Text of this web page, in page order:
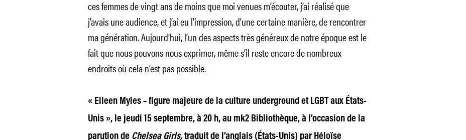
ces femmes de vingt ans de moins que moi venues m’écouter, j’ai réalisé que
j’avais une audience, et j’ai eu l’impression, d’une certaine manière, de rencontrer
ma génération. Aujourd’hui, l’un des aspects très généreux de notre époque est le
fait que nous pouvons nous exprimer, même s’il reste encore de nombreux
endroits où cela n’est pas possible.
« Eileen Myles – figure majeure de la culture underground et LGBT aux États-
Unis », le jeudi 15 septembre, à 20 h, au mk2 Bibliothèque, à l’occasion de la
parution de Chelsea Girls,traduit de l’anglais (États-Unis) par Héloïse